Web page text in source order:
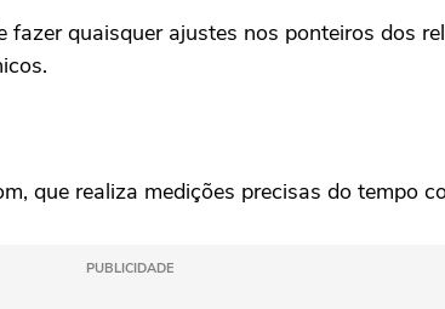
quaisquer ajustes nos ponteiros dos
que realiza medições precisas do tempo
PUBLICIDADE